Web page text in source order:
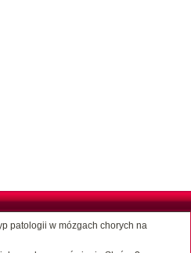
patologii w mózgach chorych na